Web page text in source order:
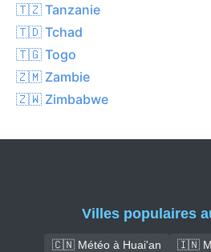
🇹🇿 Tanzanie
🇹🇩 Tchad
🇹🇬 Togo
🇿🇲 Zambie
🇿🇼 Zimbabwe
Villes populaires
🇨🇳 Météo à Huai'an
🇮🇳